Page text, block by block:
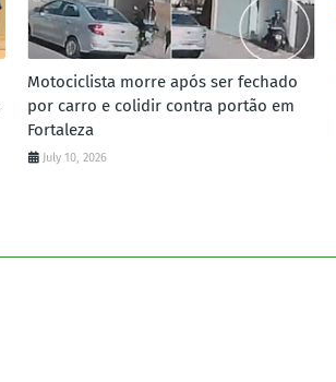
Motociclista morre após ser fechado
por carro e colidir contra portão em
Fortaleza
July 10, 2026